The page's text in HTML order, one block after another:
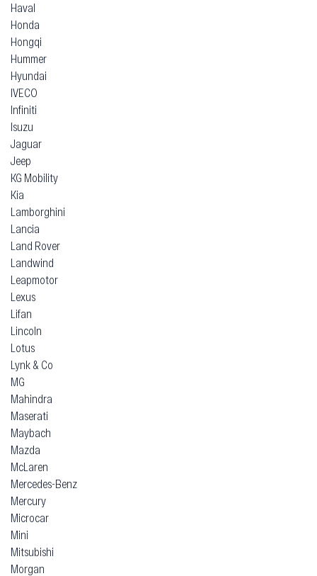
Haval
Honda
Hongqi
Hummer
Hyundai
IVECO
Infiniti
Isuzu
Jaguar
Jeep
KG Mobility
Kia
Lamborghini
Lancia
Land Rover
Landwind
Leapmotor
Lexus
Lifan
Lincoln
Lotus
Lynk & Co
MG
Mahindra
Maserati
Maybach
Mazda
McLaren
Mercedes-Benz
Mercury
Microcar
Mini
Mitsubishi
Morgan